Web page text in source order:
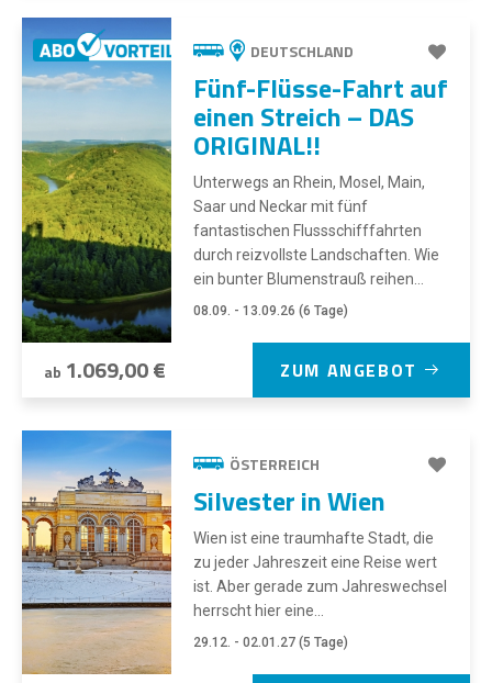
DEUTSCHLAND
Fünf-Flüsse-Fahrt auf
einen Streich – DAS
ORIGINAL!!
Unterwegs an Rhein, Mosel, Main,
Saar und Neckar mit fünf
fantastischen Flussschifffahrten
durch reizvollste Landschaften. Wie
ein bunter Blumenstrauß reihen...
08.09. - 13.09.26 (6 Tage)
ab 1.069,00 € ZUM ANGEBOT
ÖSTERREICH
Silvester in Wien
Wien ist eine traumhafte Stadt, die
zu jeder Jahreszeit eine Reise wert
ist. Aber gerade zum Jahreswechsel
herrscht hier eine...
29.12. - 02.01.27 (5 Tage)